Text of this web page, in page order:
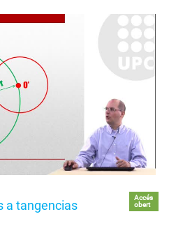
a tangencias
Accés
obert